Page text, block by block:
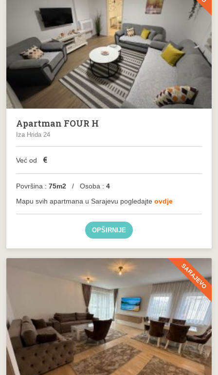
Apartman FOUR H
Iza Hrida 24
Već od €
Površina :75m2 / Osoba :4
Mapu svih apartmana u Sarajevu pogledajteovdje
OPŠIRNIJE
SARAJEVO